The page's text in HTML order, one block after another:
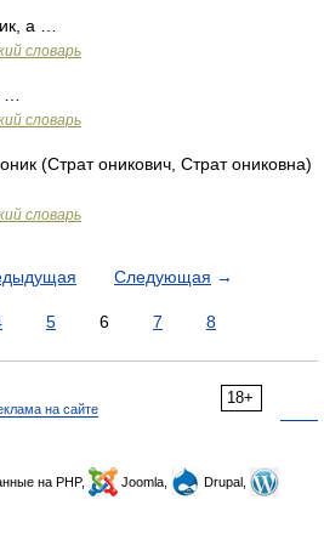
а …
словарь
словарь
(Страт оникович, Страт ониковна)
словарь
Следующая →
5 6 7 8
18+
на сайте
на PHP, Joomla,
Drupal,